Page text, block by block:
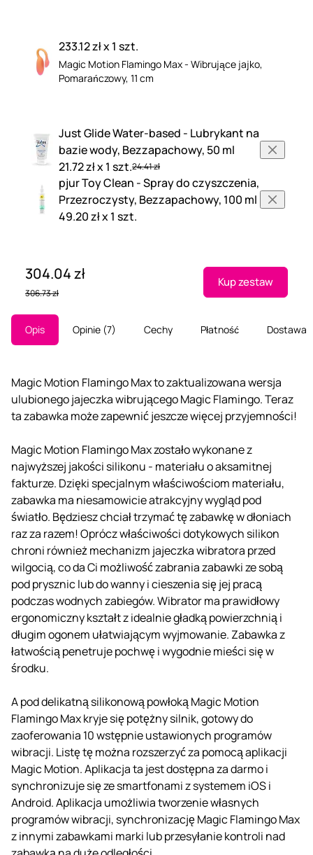
233.12 zł x 1 szt.
Magic Motion Flamingo Max - Wibrujące jajko,
Pomarańczowy, 11 cm
Just Glide Water-based - Lubrykant na
bazie wody, Bezzapachowy, 50 ml
21.72 zł x 1 szt.24.41 zł
pjur Toy Clean - Spray do czyszczenia,
Przezroczysty, Bezzapachowy, 100 ml
49.20 zł x 1 szt.
304.04 zł
306.73 zł
Kup zestaw
Opis Opinie 7 Cechy Płatność Dostawa
Magic Motion Flamingo Max to zaktualizowana wersja
ulubionego jajeczka wibrującego Magic Flamingo. Teraz
ta zabawka może zapewnić jeszcze więcej przyjemności!
Magic Motion Flamingo Max zostało wykonane z
najwyższej jakości silikonu - materiału o aksamitnej
fakturze. Dzięki specjalnym właściwościom materiału,
zabawka ma niesamowicie atrakcyjny wygląd pod
światło. Będziesz chciał trzymać tę zabawkę w dłoniach
raz za razem! Oprócz właściwości dotykowych silikon
chroni również mechanizm jajeczka wibratora przed
wilgocią, co da Ci możliwość zabrania zabawki ze sobą
pod prysznic lub do wanny i cieszenia się jej pracą
podczas wodnych zabiegów. Wibrator ma prawidłowy
ergonomiczny kształt z idealnie gładką powierzchnią i
długim ogonem ułatwiającym wyjmowanie. Zabawka z
łatwością penetruje pochwę i wygodnie mieści się w
środku.
A pod delikatną silikonową powłoką Magic Motion
Flamingo Max kryje się potężny silnik, gotowy do
zaoferowania 10 wstępnie ustawionych programów
wibracji. Listę tę można rozszerzyć za pomocą aplikacji
Magic Motion. Aplikacja ta jest dostępna za darmo i
synchronizuje się ze smartfonami z systemem iOS i
Android. Aplikacja umożliwia tworzenie własnych
programów wibracji, synchronizację Magic Flamingo Max
z innymi zabawkami marki lub przesyłanie kontroli nad